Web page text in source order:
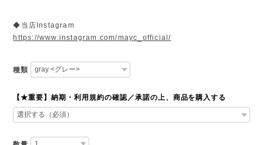
◆当店Instagram
https://www.instagram.com/mayc_official/
種類
【★重要】納期・利用規約の確認／承諾の上、商品を購入する